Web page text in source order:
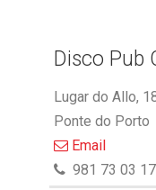
Disco Pub
Lugar do Allo,
Ponte do Porto
Email
981 73 03